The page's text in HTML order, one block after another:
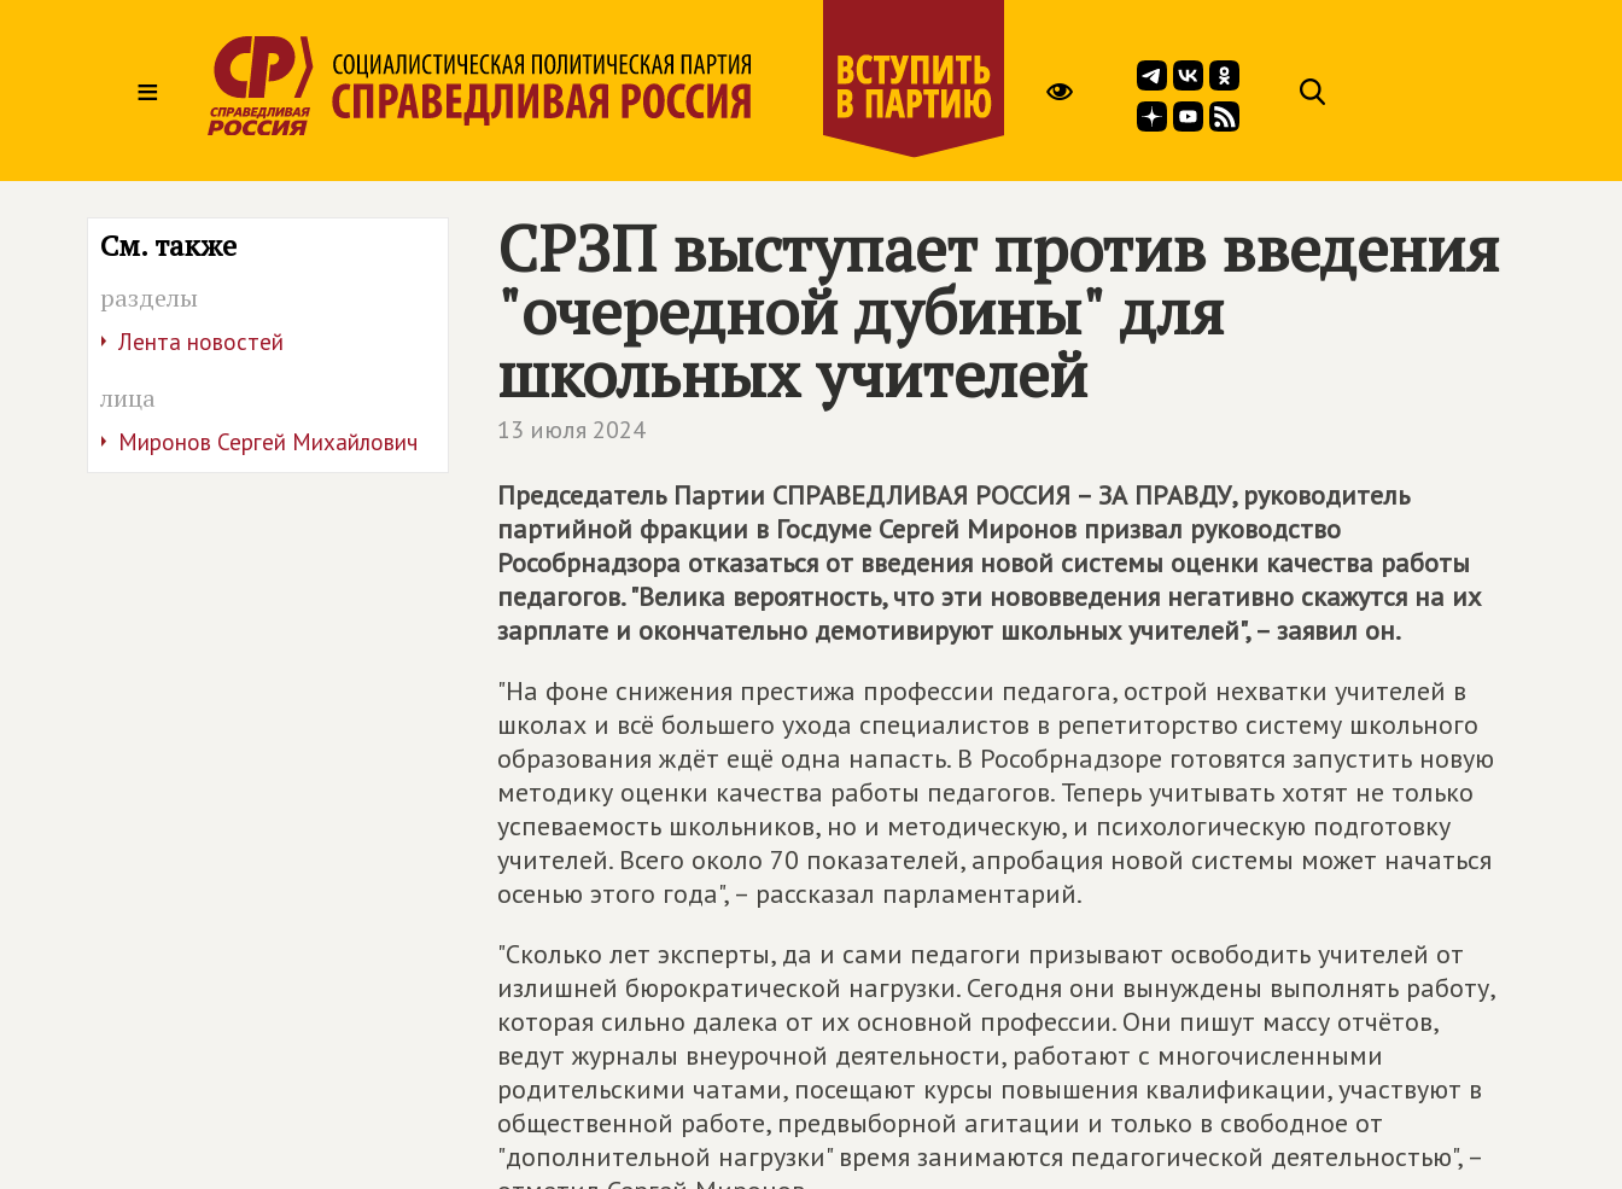
≡
См. также
разделы
Лента новостей
лица
Миронов Сергей Михайлович
СРЗП выступает против введения
"очередной дубины" для
школьных учителей
13 июля 2024
Председатель Партии СПРАВЕДЛИВАЯ РОССИЯ – ЗА ПРАВДУ, руководитель
партийной фракции в Госдуме Сергей Миронов призвал руководство
Рособрнадзора отказаться от введения новой системы оценки качества работы
педагогов. "Велика вероятность, что эти нововведения негативно скажутся на их
зарплате и окончательно демотивируют школьных учителей", – заявил он.
"На фоне снижения престижа профессии педагога, острой нехватки учителей в
школах и всё большего ухода специалистов в репетиторство систему школьного
образования ждёт ещё одна напасть. В Рособрнадзоре готовятся запустить новую
методику оценки качества работы педагогов. Теперь учитывать хотят не только
успеваемость школьников, но и методическую, и психологическую подготовку
учителей. Всего около 70 показателей, апробация новой системы может начаться
осенью этого года", – рассказал парламентарий.
"Сколько лет эксперты, да и сами педагоги призывают освободить учителей от
излишней бюрократической нагрузки. Сегодня они вынуждены выполнять работу,
которая сильно далека от их основной профессии. Они пишут массу отчётов,
ведут журналы внеурочной деятельности, работают с многочисленными
родительскими чатами, посещают курсы повышения квалификации, участвуют в
общественной работе, предвыборной агитации и только в свободное от
"дополнительной нагрузки" время занимаются педагогической деятельностью", –